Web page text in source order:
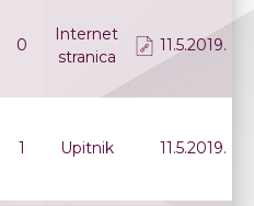
0
Internet
stranica
11.5.2019.
1 Upitnik 11.5.2019.